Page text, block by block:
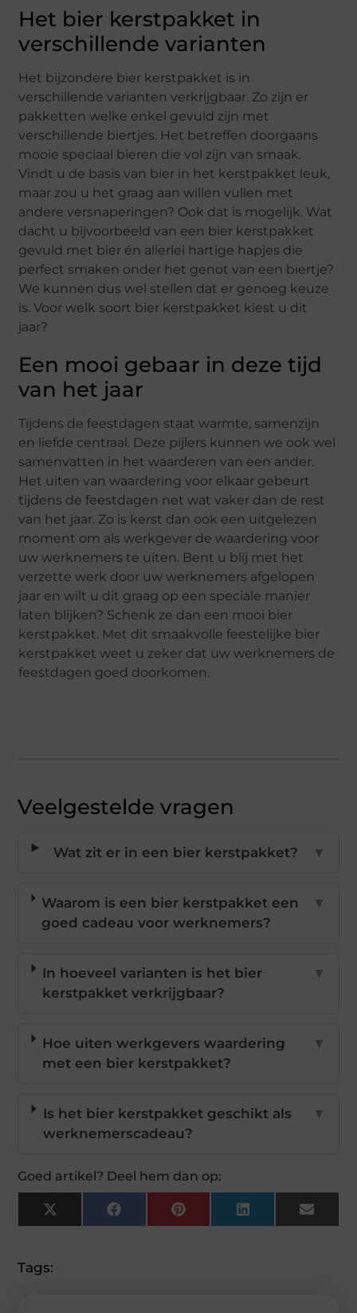
Het bier kerstpakket in
verschillende varianten
Het bijzondere bier kerstpakket is in
verschillende varianten verkrijgbaar. Zo zijn er
pakketten welke enkel gevuld zijn met
verschillende biertjes. Het betreffen doorgaans
mooie speciaal bieren die vol zijn van smaak.
Vindt u de basis van bier in het kerstpakket leuk,
maar zou u het graag aan willen vullen met
andere versnaperingen? Ook dat is mogelijk. Wat
dacht u bijvoorbeeld van een bier kerstpakket
gevuld met bier én allerlei hartige hapjes die
perfect smaken onder het genot van een biertje?
We kunnen dus wel stellen dat er genoeg keuze
is. Voor welk soort bier kerstpakket kiest u dit
jaar?
Een mooi gebaar in deze tijd
van het jaar
Tijdens de feestdagen staat warmte, samenzijn
en liefde centraal. Deze pijlers kunnen we ook wel
samenvatten in het waarderen van een ander.
Het uiten van waardering voor elkaar gebeurt
tijdens de feestdagen net wat vaker dan de rest
van het jaar. Zo is kerst dan ook een uitgelezen
moment om als werkgever de waardering voor
uw werknemers te uiten. Bent u blij met het
verzette werk door uw werknemers afgelopen
jaar en wilt u dit graag op een speciale manier
laten blijken? Schenk ze dan een mooi bier
kerstpakket. Met dit smaakvolle feestelijke bier
kerstpakket weet u zeker dat uw werknemers de
feestdagen goed doorkomen.
Veelgestelde vragen
Wat zit er in een bier kerstpakket? ▼
Waarom is een bier kerstpakket een
goed cadeau voor werknemers?
▼
In hoeveel varianten is het bier
kerstpakket verkrijgbaar?
▼
Hoe uiten werkgevers waardering
met een bier kerstpakket?
▼
Is het bier kerstpakket geschikt als
werknemerscadeau?
▼
Goed artikel? Deel hem dan op:
X
(Twitter)
FacebookPinterestLinkedInEmail
Tags: